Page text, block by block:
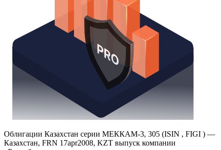
Облигации Казахстан серии МЕККАМ-3, 305 (ISIN , FIGI ) —
Казахстан, FRN 17apr2008, KZT выпуск компании